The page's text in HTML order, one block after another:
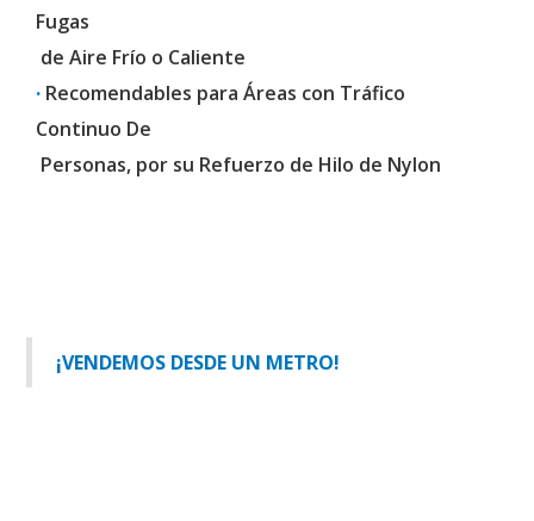
Fugas
de Aire Frío o Caliente
· Recomendables para Áreas con Tráfico
Continuo De
Personas, por su Refuerzo de Hilo de Nylon
¡VENDEMOS DESDE UN METRO!